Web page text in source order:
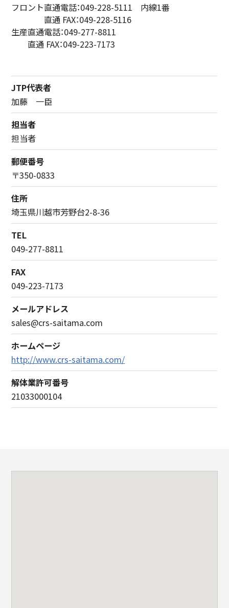
フロント直通電話：049-228-5111 内線1番
直通 FAX：049-228-5116
生産直通電話：049-277-8811
直通 FAX：049-223-7173
JTP代表者
加藤 一臣
担当者
担当者
郵便番号
〒350-0833
住所
埼玉県川越市芳野台2-8-36
TEL
049-277-8811
FAX
049-223-7173
メールアドレス
sales@crs-saitama.com
ホームページ
http://www.crs-saitama.com/
解体業許可番号
21033000104